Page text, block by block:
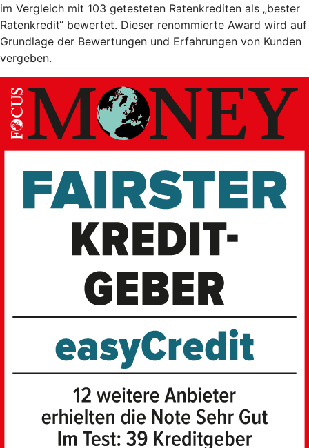
im Vergleich mit 103 getesteten Ratenkrediten als „bester
Ratenkredit“ bewertet. Dieser renommierte Award wird auf
Grundlage der Bewertungen und Erfahrungen von Kunden
vergeben.